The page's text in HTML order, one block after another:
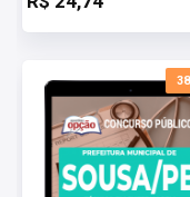
somente será liberado